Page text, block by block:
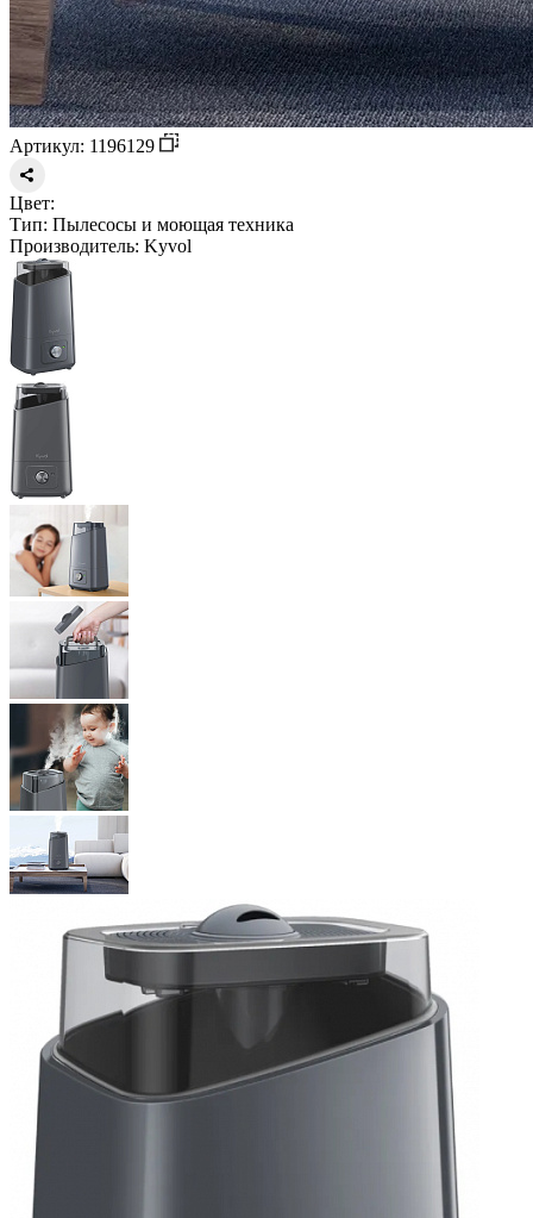
Артикул: 1196129
Цвет:
Тип: Пылесосы и моющая техника
Производитель: Kyvol